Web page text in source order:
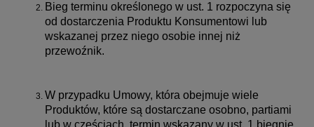
Bieg terminu określonego w ust. 1 rozpoczyna się
od dostarczenia Produktu Konsumentowi lub
wskazanej przez niego osobie innej niż
przewoźnik.
W przypadku Umowy, która obejmuje wiele
Produktów, które są dostarczane osobno, partiami